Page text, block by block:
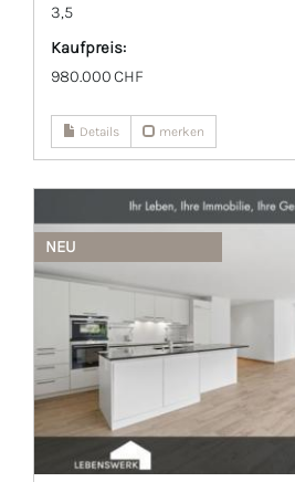
3,5
Kaufpreis:
980.000 CHF
Details merken
NEU